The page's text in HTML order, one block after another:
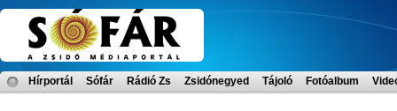
Hírportál Sófár Rádió Zs Zsidónegyed Tájoló Fotóalbum